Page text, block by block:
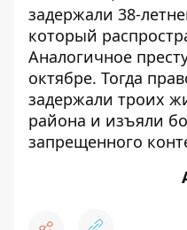
задержали 38-
который
Аналогичное
октябре. Тогда
задержали троих
района и изъяли
запрещенного